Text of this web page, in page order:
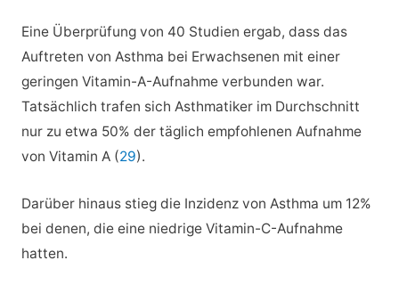
Eine Überprüfung von 40 Studien ergab, dass das
Auftreten von Asthma bei Erwachsenen mit einer
geringen Vitamin-A-Aufnahme verbunden war.
Tatsächlich trafen sich Asthmatiker im Durchschnitt
nur zu etwa 50% der täglich empfohlenen Aufnahme
von Vitamin A (29).
Darüber hinaus stieg die Inzidenz von Asthma um 12%
bei denen, die eine niedrige Vitamin-C-Aufnahme
hatten.